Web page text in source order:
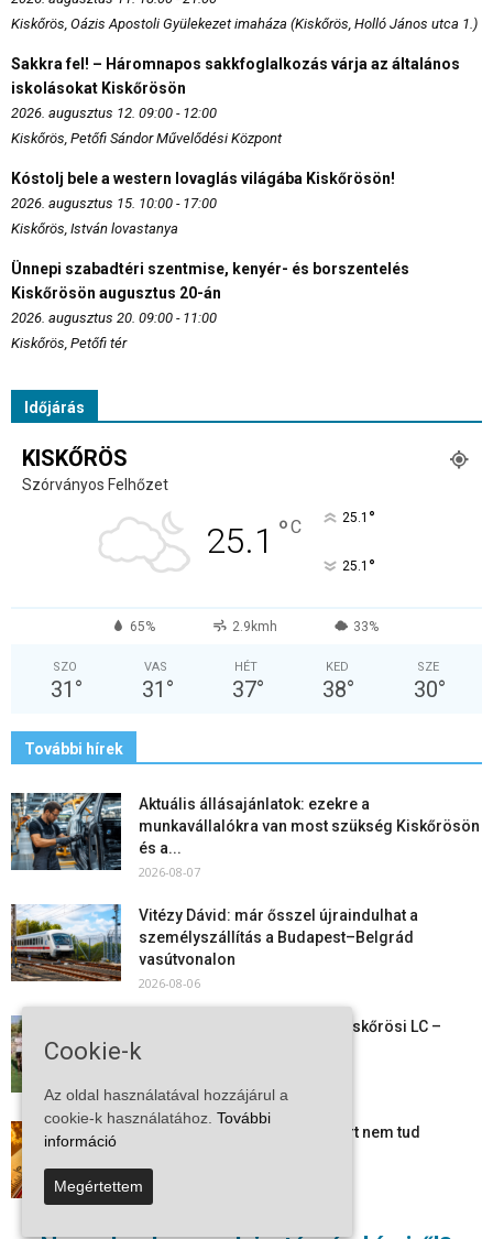
Kiskőrös, Oázis Apostoli Gyülekezet imaháza (Kiskőrös, Holló János utca 1.)
Sakkra fel! – Háromnapos sakkfoglalkozás várja az általános
iskolásokat Kiskőrösön
2026. augusztus 12. 09:00 - 12:00
Kiskőrös, Petőfi Sándor Művelődési Központ
Kóstolj bele a western lovaglás világába Kiskőrösön!
2026. augusztus 15. 10:00 - 17:00
Kiskőrös, István lovastanya
Ünnepi szabadtéri szentmise, kenyér- és borszentelés
Kiskőrösön augusztus 20-án
2026. augusztus 20. 09:00 - 11:00
Kiskőrös, Petőfi tér
Időjárás
KISKŐRÖS
Szórványos Felhőzet
25.1 °C 25.1 °
25.1 °
65% 2.9kmh 33%
SZO
31 °
VAS
31 °
HÉT
37°
KED
38°
SZE
30°
További hírek
Aktuális állásajánlatok: ezekre a
munkavállalókra van most szükség Kiskőrösön
és a...
2026-08-07
Vitézy Dávid: már ősszel újraindulhat a
személyszállítás a Budapest–Belgrád
vasútvonalon
2026-08-06
Megkezdte a felkészülést a Kiskőrösi LC –
együtt maradt a keret,...
Mi történik Európa felett? Ezért nem tud
Cookie-k
Az oldal használatával hozzájárul a
cookie-k használatához. További
információ
Megértettem